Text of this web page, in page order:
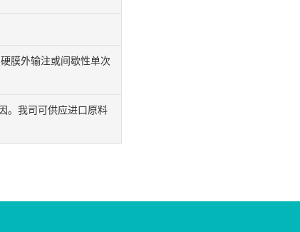
膜外输注或间歇性单次
。我司可供应进口原料